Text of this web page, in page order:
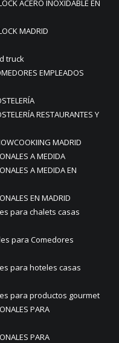
ACERO INOXIDABLE EN
MADRID
truck
EMPLEADOS
RESTAURANTES Y
MADRID
A MEDIDA
A MEDIDA EN
EN MADRID
para chalets casas
para Comedores
para hoteles casas
para productos gourmet
PARA
PARA